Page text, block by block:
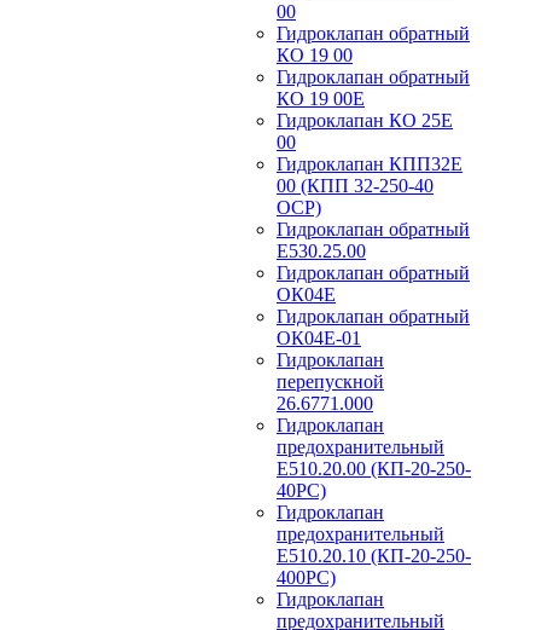
00
Гидроклапан обратный
КО 19 00
Гидроклапан обратный
КО 19 00Е
Гидроклапан КО 25Е
00
Гидроклапан КПП32Е
00 (КПП 32-250-40
ОСР)
Гидроклапан обратный
Е530.25.00
Гидроклапан обратный
ОК04Е
Гидроклапан обратный
ОК04Е-01
Гидроклапан
перепускной
26.6771.000
Гидроклапан
предохранительный
Е510.20.00 (КП-20-250-
40РС)
Гидроклапан
предохранительный
Е510.20.10 (КП-20-250-
400РС)
Гидроклапан
предохранительный